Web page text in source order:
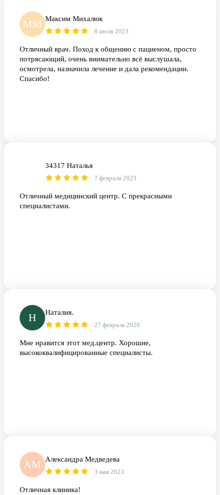
ММ Максим Михалюк
8 июля 2023
Отличный врач. Поход к общению с пациеном, просто
потрясающий, очень внимательно всё выслушала,
осмотрела, назначила лечение и дала рекомендации.
Спасибо!
34317 Наталья
7 февраля 2023
Отличный медицинский центр. С прекрасными
специалистами.
Н Наталия.
27 февраля 2020
Мне нравится этот мед.центр. Хорошие,
высококвалифицированные специалисты.
АМ Александра Медведева
3 мая 2023
Отличная клиника!